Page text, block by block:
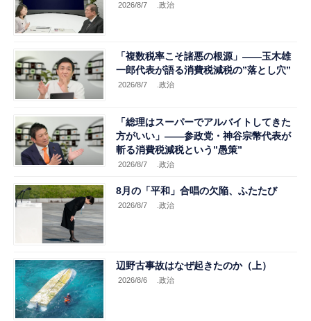
2026/8/7 .政治
「複数税率こそ諸悪の根源」――玉木雄
一郎代表が語る消費税減税の”落とし穴”
2026/8/7 .政治
「総理はスーパーでアルバイトしてきた
方がいい」――参政党・神谷宗幣代表が
斬る消費税減税という”愚策”
2026/8/7 .政治
8月の「平和」合唱の欠陥、ふたたび
2026/8/7 .政治
辺野古事故はなぜ起きたのか（上）
2026/8/6 .政治